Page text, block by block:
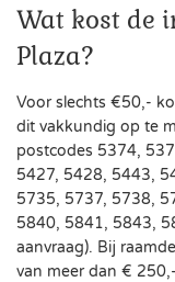
Wat kost de
Plaza?
Voor slechts €50,-
dit vakkundig op te
postcodes 5374,
5427, 5428, 5443,
5735, 5737, 5738,
5840, 5841, 5843,
aanvraag). Bij
van meer dan €